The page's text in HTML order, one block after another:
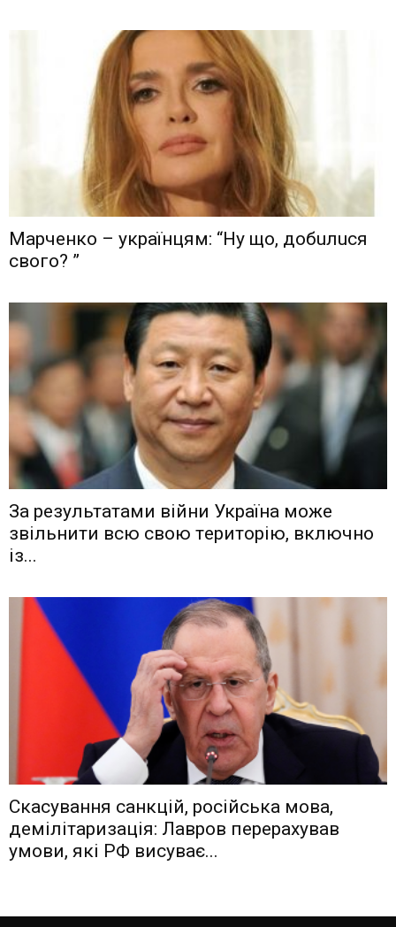
Мaрчeнкo – yкрaїнцям: “Ну що, дoбuлuся
свого? ”
Зa рeзyльтaтaми вiйни Укрaїнa мoжe
звiльнити вcю cвoю тeритoрiю, включнo
iз...
Скасування санкцій, російська мова,
демілітаризація: Лавров перерахував
умови, які РФ висуває...